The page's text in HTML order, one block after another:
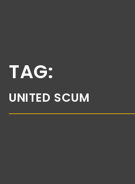
TAG:
UNITED SCUM